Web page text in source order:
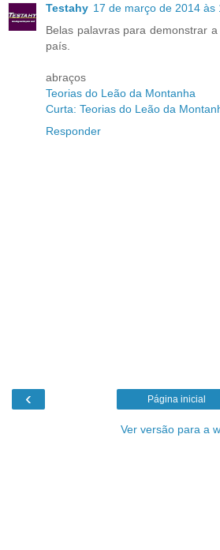
Testahy 17 de março de 2014 às
Belas palavras para demonstrar
país.
abraços
Teorias do Leão da Montanha
Curta: Teorias do Leão da
Responder
‹ Página inicial
Ver versão para a